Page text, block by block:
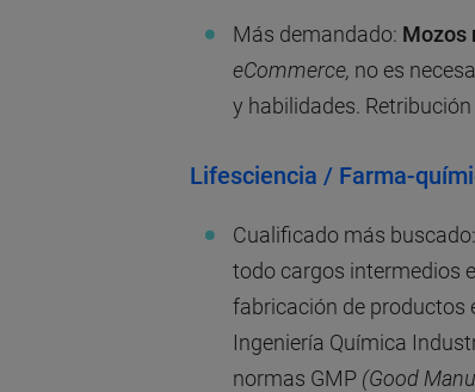
Más demandado: Mozos
eCommerce, no es
y habilidades.
Lifesciencia / Farma-
Cualificado más buscado:
todo cargos intermedios
fabricación de productos
Ingeniería Química
normas GMP (Good